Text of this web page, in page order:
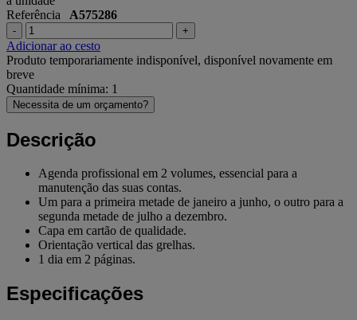
Referência A575286
- +
Adicionar ao cesto
Produto temporariamente indisponível, disponível novamente em
breve
Quantidade mínima: 1
Necessita de um orçamento?
Descrição
Agenda profissional em 2 volumes, essencial para a
manutenção das suas contas.
Um para a primeira metade de janeiro a junho, o outro para a
segunda metade de julho a dezembro.
Capa em cartão de qualidade.
Orientação vertical das grelhas.
1 dia em 2 páginas.
Especificações